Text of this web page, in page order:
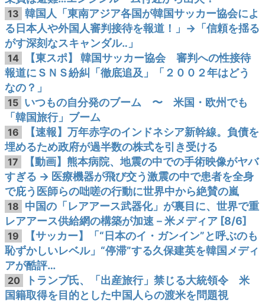
13 韓国人「東南アジア各国が韓国サッカー協会によ
る日本人や外国人審判接待を報道！」→「信頼を揺る
がす深刻なスキャンダル‥」
14
【東スポ】 韓国サッカー協会 審判への性接待
報道にＳＮＳ紛糾「徹底追及」「２００２年はどう
なの？」
15 いつもの自分発のブーム 〜 米国・欧州でも
「韓国旅行」ブーム
16
【速報】万年赤字のインドネシア新幹線。負債を
埋めるため政府が過半数の株式を引き受ける
17
【動画】熊本病院、地震の中での手術映像がヤバ
すぎる → 医療機器が飛び交う激震の中で患者を全身
で庇う医師らの咄嗟の行動に世界中から絶賛の嵐
18 中国の「レアアース武器化」が裏目に、世界で重
レアアース供給網の構築が加速－米メディア [8/6]
19
【サッカー】「“日本のイ・ガンイン”と呼ぶのも
恥ずかしいレベル」“停滞”する久保建英を韓国メディ
アが酷評…
20
トランプ氏、「出産旅行」禁じる大統領令 米
国籍取得を目的とした中国人らの渡米を問題視